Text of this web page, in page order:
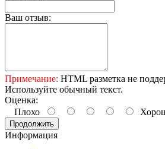
Ваш отзыв:
Примечание: HTML разметка не
Используйте обычный текст.
Оценка:
Плохо
Продолжить
Информация